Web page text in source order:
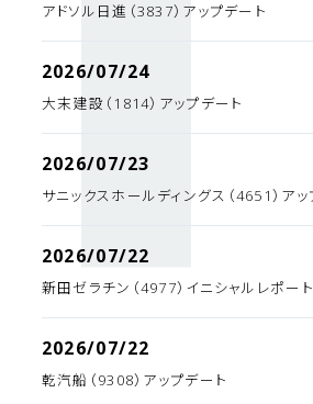
アドソル日進（3837）アップデート
2026/07/24
大末建設（1814）アップデート
2026/07/23
サニックスホールディングス（4651）アッ
2026/07/22
新田ゼラチン（4977）イニシャルレポート
2026/07/22
乾汽船（9308）アップデート